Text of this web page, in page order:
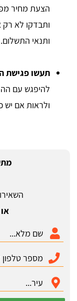
הצעת מחיר
ותבדקו לא
ותנאי התשלום.
תעשו פגישת
להיפגש עם
ולראות אם יש